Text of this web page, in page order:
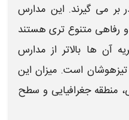
بر می‌ گیرند. این مدارس
و رفاهی متنوع‌ تری هستند
آن‌ ها بالاتر از مدارس
تیزهوشان است. میزان این
منطقه جغرافیایی و سطح